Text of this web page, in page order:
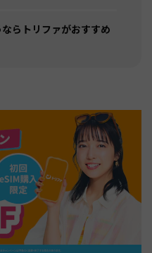
らトリファがおすすめ